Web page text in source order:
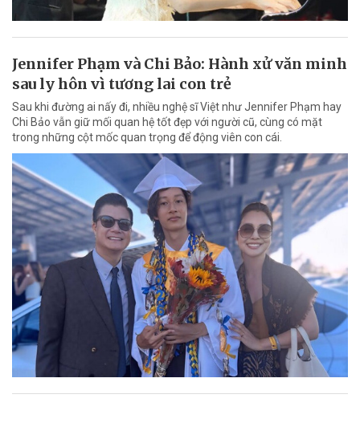
Jennifer Phạm và Chi Bảo: Hành xử văn minh
sau ly hôn vì tương lai con trẻ
Sau khi đường ai nấy đi, nhiều nghệ sĩ Việt như Jennifer Phạm hay
Chi Bảo vẫn giữ mối quan hệ tốt đẹp với người cũ, cùng có mặt
trong những cột mốc quan trọng để động viên con cái.